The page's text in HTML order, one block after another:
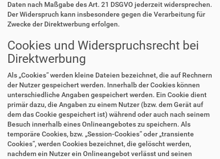
Daten nach Maßgabe des Art. 21 DSGVO jederzeit widersprechen.
Der Widerspruch kann insbesondere gegen die Verarbeitung für
Zwecke der Direktwerbung erfolgen.
Cookies und Widerspruchsrecht bei
Direktwerbung
Als „Cookies“ werden kleine Dateien bezeichnet, die auf Rechnern
der Nutzer gespeichert werden. Innerhalb der Cookies können
unterschiedliche Angaben gespeichert werden. Ein Cookie dient
primär dazu, die Angaben zu einem Nutzer (bzw. dem Gerät auf
dem das Cookie gespeichert ist) während oder auch nach seinem
Besuch innerhalb eines Onlineangebotes zu speichern. Als
temporäre Cookies, bzw. „Session-Cookies“ oder „transiente
Cookies“, werden Cookies bezeichnet, die gelöscht werden,
nachdem ein Nutzer ein Onlineangebot verlässt und seinen